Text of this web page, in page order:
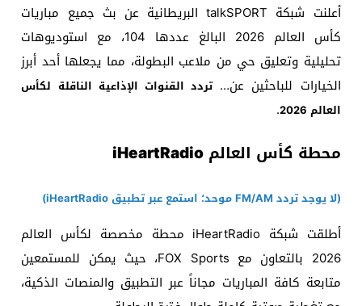
أعلنت شبكة talkSPORT البريطانية عن بث جميع مباريات
كأس العالم 2026 البالغ عددها 104، مع استوديوهات
تحليلية وتعليق حي من ملاعب البطولة، مما يجعلها أحد أبرز
الخيارات للباحثين عن… تردد القنوات الإذاعية الناقلة لكأس
العالم 2026
.
محطة كأس العالم iHeartRadio
(لا يوجد تردد FM/AM موحد؛ استمع عبر تطبيق iHeartRadio)
أطلقت شبكة iHeartRadio محطة مخصصة لكأس العالم
2026 بالتعاون مع FOX Sports، حيث يمكن للمستمعين
متابعة كافة المباريات مجاناً عبر التطبيق والمنصات الذكية،